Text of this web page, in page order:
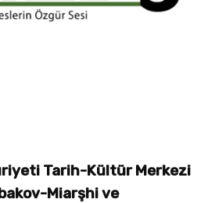
Tarih-Kültür Merkezi
Miarşhi ve